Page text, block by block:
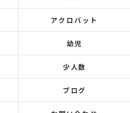
アクロバット
幼児
少人数
ブログ